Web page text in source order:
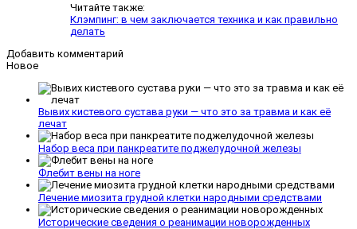
Читайте также:
Клэмпинг: в чем заключается техника и как правильно
делать
Добавить комментарий
Новое
Вывих кистевого сустава руки — что это за травма и как её
лечат
Набор веса при панкреатите поджелудочной железы
Флебит вены на ноге
Лечение миозита грудной клетки народными средствами
Исторические сведения о реанимации новорожденных